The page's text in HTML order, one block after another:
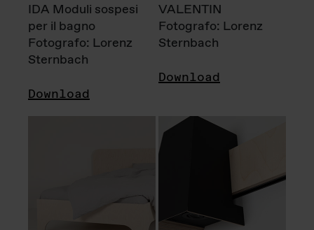
IDA Moduli sospesi
per il bagno
Fotografo: Lorenz
Sternbach
Download
VALENTIN
Fotografo: Lorenz
Sternbach
Download